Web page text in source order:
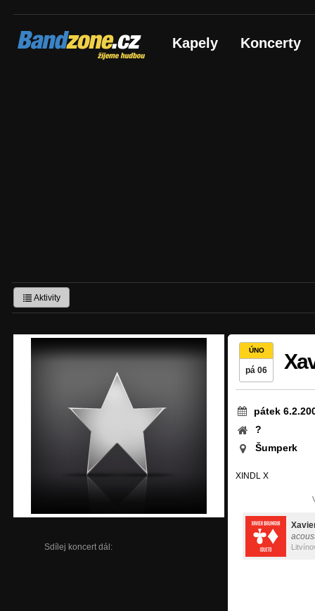
Bandzone.cz
žijeme hudbou Kapely Koncerty
Aktivity
Sdílej koncert dál:
ÚNO
pá 06
pátek
?
Šumperk
XINDL X